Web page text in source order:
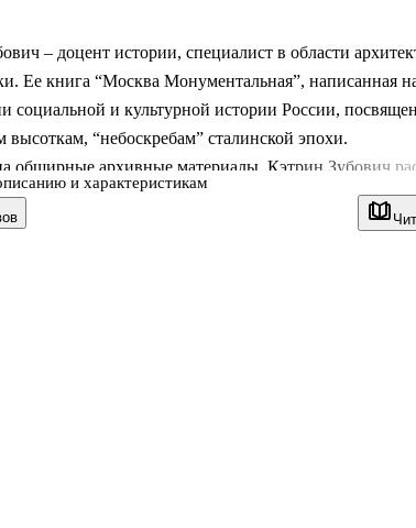
– доцент истории, специалист в области
Ее книга “Москва Монументальная”, написанная
социальной и культурной истории России,
высоткам, “небоскребам” сталинской эпохи.
обширные архивные материалы, Кэтрин Зубович
и действиях советской элиты – от высших
Зубович показывает, как стремление к
и характеристикам